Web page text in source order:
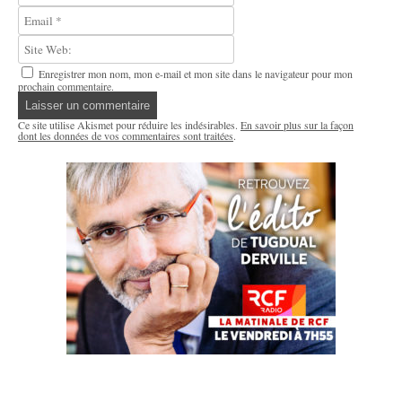
Enregistrer mon nom, mon e-mail et mon site dans le navigateur pour mon
prochain commentaire.
Ce site utilise Akismet pour réduire les indésirables. En savoir plus sur la façon
dont les données de vos commentaires sont traitées.